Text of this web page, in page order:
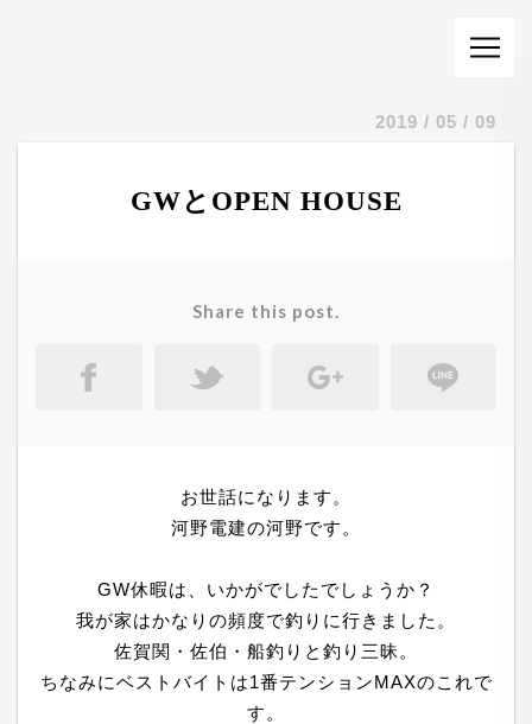
2019 / 05 / 09
GWとOPEN HOUSE
Share this post.
お世話になります。
河野電建の河野です。
GW休暇は、いかがでしたでしょうか？
我が家はかなりの頻度で釣りに行きました。
佐賀関・佐伯・船釣りと釣り三昧。
ちなみにベストバイトは1番テンションMAXのこれで
す。